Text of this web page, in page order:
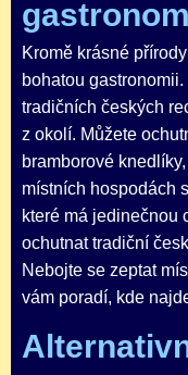
Kromě krásné
bohatou
tradičních českých
z okolí. Můžete
bramborové
místních hospodách
které má jedinečnou
ochutnat tradiční
Nebojte se zeptat
vám poradí, kde